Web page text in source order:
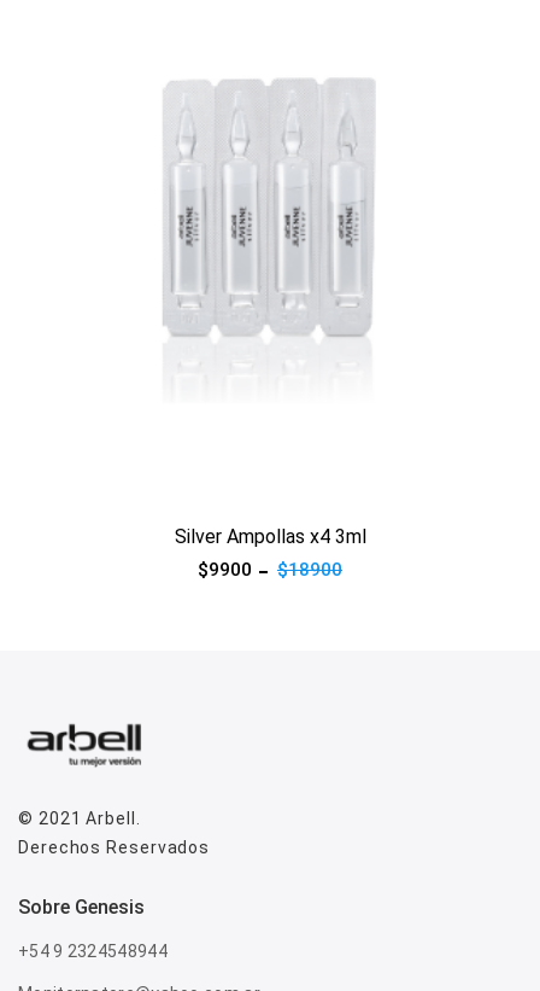
Silver Ampollas x4 3ml
$9900 $18900
© 2021Arbell
Derechos Reservados
sobre genesis
+54 9 2324548944